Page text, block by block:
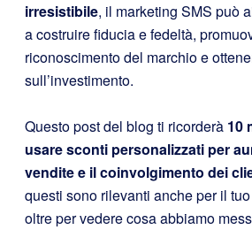
irresistibile, il marketing SMS può
a costruire fiducia e fedeltà,
riconoscimento del marchio e
sull’investimento.
Questo post del blog ti ricorderà 10
usare sconti personalizzati per
vendite e il coinvolgimento dei
questi sono rilevanti anche per il
oltre per vedere cosa abbiamo